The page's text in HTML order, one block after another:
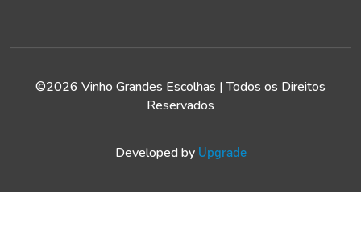
©2026 Vinho Grandes Escolhas | Todos os Direitos
Reservados
Developed by Upgrade